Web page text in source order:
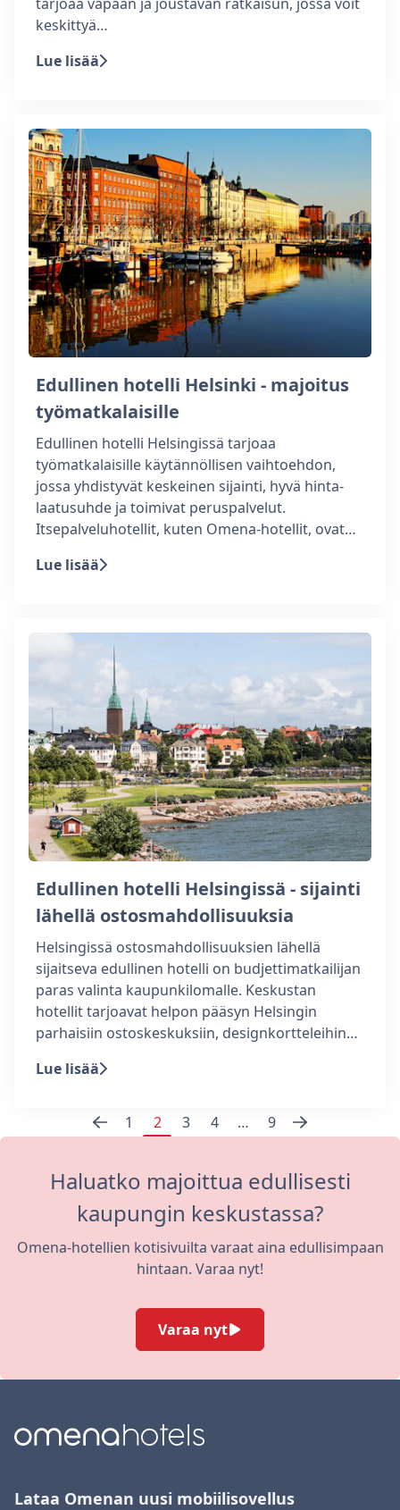
keskittyä…
Lue lisää
Edullinen hotelli Helsinki - majoitus
työmatkalaisille
Edullinen hotelli Helsingissä tarjoaa
työmatkalaisille käytännöllisen vaihtoehdon,
jossa yhdistyvät keskeinen sijainti, hyvä hinta-
laatusuhde ja toimivat peruspalvelut.
Itsepalveluhotellit, kuten Omena-hotellit, ovat…
Lue lisää
Edullinen hotelli Helsingissä - sijainti
lähellä ostosmahdollisuuksia
Helsingissä ostosmahdollisuuksien lähellä
sijaitseva edullinen hotelli on budjettimatkailijan
paras valinta kaupunkilomalle. Keskustan
hotellit tarjoavat helpon pääsyn Helsingin
parhaisiin ostoskeskuksiin, designkortteleihin…
Lue lisää
Posts
sivu
1 2 3 4 … 9
sivu
Haluatko majoittua edullisesti
kaupungin keskustassa?
Omena-hotellien kotisivuilta varaat aina edullisimpaan
hintaan. Varaa nyt!
Varaa nyt
Lataa Omenan uusi mobiilisovellus